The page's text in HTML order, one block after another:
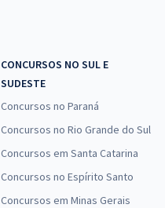
CONCURSOS NO SUL E
SUDESTE
Concursos no Paraná
Concursos no Rio Grande do Sul
Concursos em Santa Catarina
Concursos no Espírito Santo
Concursos em Minas Gerais